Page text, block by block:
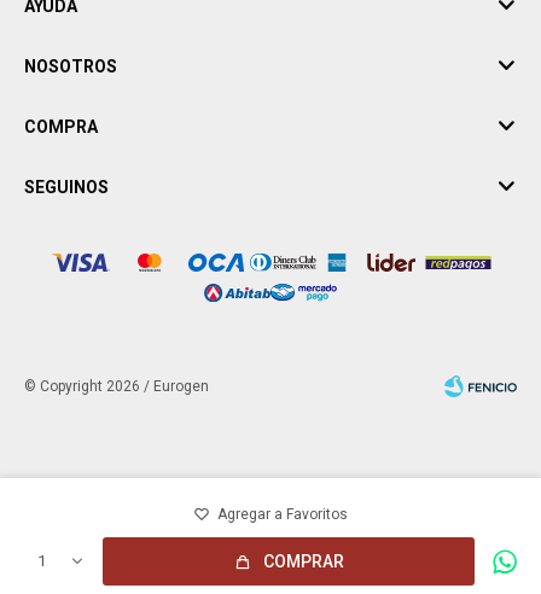
1 COMPRAR
AYUDA
NOSOTROS
COMPRA
SEGUINOS
© Copyright 2026 / Eurogen